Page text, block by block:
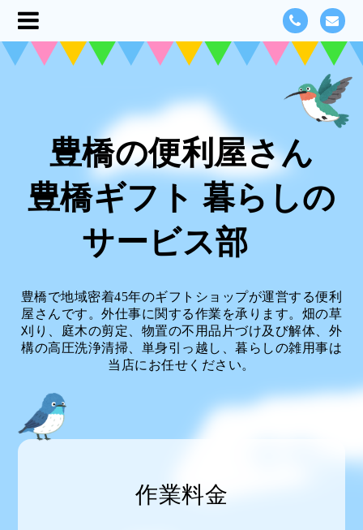
豊橋の便利屋さん
豊橋ギフト 暮らしの
サービス部
豊橋で地域密着45年のギフトショップが運営する便利
屋さんです。外仕事に関する作業を承ります。畑の草
刈り、庭木の剪定、物置の不用品片づけ及び解体、外
構の高圧洗浄清掃、単身引っ越し、暮らしの雑用事は
当店にお任せください。
作業料金